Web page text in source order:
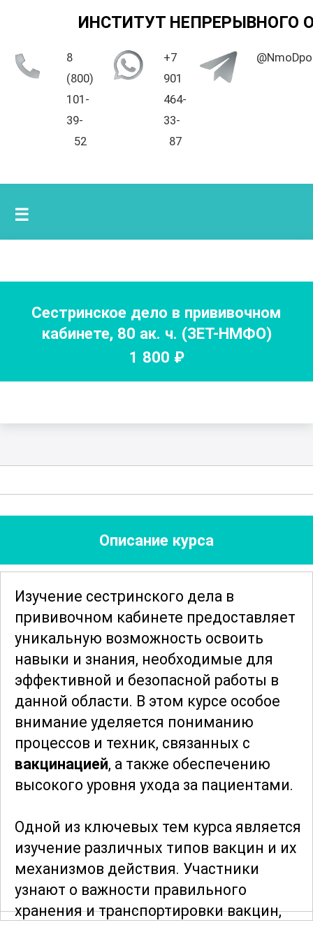
ИНСТИТУТ НЕПРЕРЫВНОГО
8
(800)
101-
39-
52
+7
901
464-
33-
87
☰
Сестринское дело в прививочном
кабинете, 80 ак. ч. (ЗЕТ-НМФО)
1 800 ₽
Описание курса
Изучение сестринского дела в
прививочном кабинете предоставляет
уникальную возможность освоить
навыки и знания, необходимые для
эффективной и безопасной работы в
данной области. В этом курсе особое
внимание уделяется пониманию
процессов и техник, связанных с
вакцинацией, а также обеспечению
высокого уровня ухода за пациентами.
Одной из ключевых тем курса является
изучение различных типов вакцин и их
механизмов действия. Участники
узнают о важности правильного
хранения и транспортировки вакцин,